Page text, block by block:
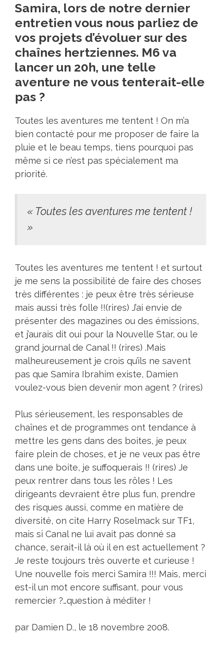
Samira, lors de notre dernier
entretien vous nous parliez de
vos projets d’évoluer sur des
chaînes hertziennes. M6 va
lancer un 20h, une telle
aventure ne vous tenterait-elle
pas ?
Toutes les aventures me tentent ! On m’a
bien contacté pour me proposer de faire la
pluie et le beau temps, tiens pourquoi pas
même si ce n’est pas spécialement ma
priorité.
« Toutes les aventures me tentent !
»
Toutes les aventures me tentent ! et surtout
je me sens la possibilité de faire des choses
très différentes : je peux être très sérieuse
mais aussi très folle !!(rires) J’ai envie de
présenter des magazines ou des émissions,
et j’aurais dit oui pour la Nouvelle Star, ou le
grand journal de Canal !! (rires) .Mais
malheureusement je crois qu’ils ne savent
pas que Samira Ibrahim existe, Damien
voulez-vous bien devenir mon agent ? (rires)
Plus sérieusement, les responsables de
chaînes et de programmes ont tendance à
mettre les gens dans des boites, je peux
faire plein de choses, et je ne veux pas être
dans une boite, je suffoquerais !! (rires) Je
peux rentrer dans tous les rôles ! Les
dirigeants devraient être plus fun, prendre
des risques aussi, comme en matière de
diversité, on cite Harry Roselmack sur TF1,
mais si Canal ne lui avait pas donné sa
chance, serait-il là où il en est actuellement ?
Je reste toujours très ouverte et curieuse !
Une nouvelle fois merci Samira !!! Mais, merci
est-il un mot encore suffisant, pour vous
remercier ?…question à méditer !
par Damien D., le 18 novembre 2008.